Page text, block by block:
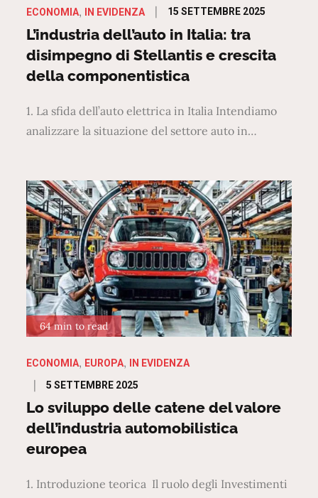
ECONOMIA IN EVIDENZA
Posted
on
15 SETTEMBRE 2025
L’industria dell’auto in Italia: tra
disimpegno di Stellantis e crescita
della componentistica
1. La sfida dell’auto elettrica in Italia Intendiamo
analizzare la situazione del settore auto in…
64 min to read
ECONOMIA EUROPA IN EVIDENZA
Posted
on
5 SETTEMBRE 2025
Lo sviluppo delle catene del valore
dell’industria automobilistica
europea
1. Introduzione teorica Il ruolo degli Investimenti